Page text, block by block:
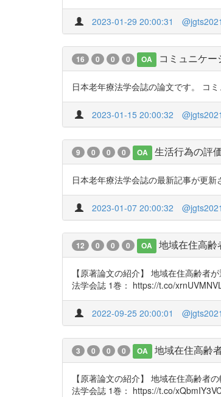
2023-01-29 20:00:31 @jgts2021
16 0 0 0 OA コミュニケ
日本老年療法学会誌の論文です。 コ
2023-01-15 20:00:32 @jgts2021
9 0 0 0 OA 生活行為の評
日本老年療法学会誌の最新記事が更
2023-01-07 20:00:32 @jgts2021
12 0 0 0 OA 地域在住高
【原著論文の紹介】 地域在住高齢者
法学会誌 1巻： https://t.co/
2022-09-25 20:00:01 @jgts2021
3 0 0 0 OA 地域在住高齢
【原著論文の紹介】 地域在住高齢
法学会誌 1巻： https://t.co/